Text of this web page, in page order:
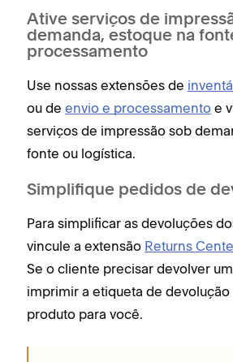
Ative serviços de
demanda, estoque na
processamento
Use nossas extensões de
ou de envio e processamento e
serviços de impressão sob
fonte ou logística.
Simplifique pedidos de
Para simplificar as devoluções
vincule a extensão Returns
Se o cliente precisar devolver
imprimir a etiqueta de devolução
produto para você.